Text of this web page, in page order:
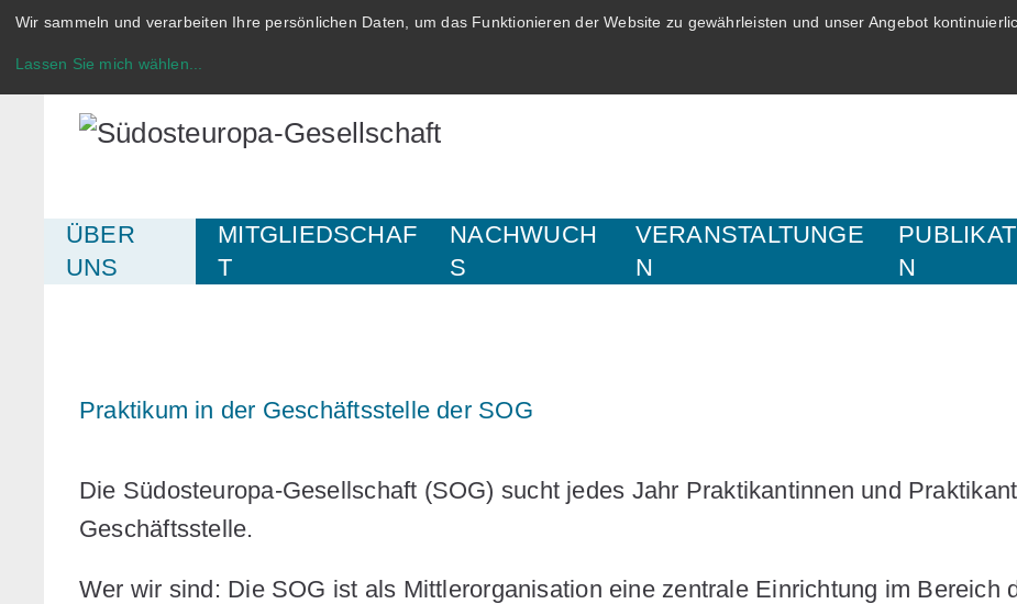
Wir sammeln und verarbeiten Ihre persönlichen Daten, um das Funktionieren der Website zu gewährleisten und unser Angebot
Lassen Sie mich wählen...
ÜBER
UNS
MITGLIEDSCHAF
T
NACHWUCH
S
VERANSTALTUNGE
N
N
Praktikum in der Geschäftsstelle der SOG
Die Südosteuropa-Gesellschaft (SOG) sucht jedes Jahr Praktikantinnen und
Geschäftsstelle.
Wer wir sind: Die SOG ist als Mittlerorganisation eine zentrale Einrichtung im Bereich